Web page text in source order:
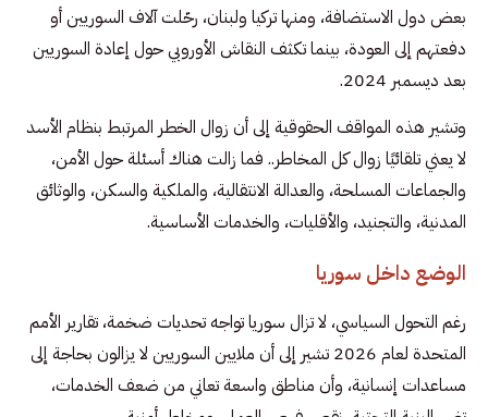
بعض دول الاستضافة، ومنها تركيا ولبنان، رحّلت آلاف السوريين أو
دفعتهم إلى العودة، بينما تكثف النقاش الأوروبي حول إعادة السوريين
بعد ديسمبر 2024.
وتشير هذه المواقف الحقوقية إلى أن زوال الخطر المرتبط بنظام الأسد
لا يعني تلقائيًا زوال كل المخاطر.. فما زالت هناك أسئلة حول الأمن،
والجماعات المسلحة، والعدالة الانتقالية، والملكية والسكن، والوثائق
المدنية، والتجنيد، والأقليات، والخدمات الأساسية.
الوضع داخل سوريا
رغم التحول السياسي، لا تزال سوريا تواجه تحديات ضخمة، تقارير الأمم
المتحدة لعام 2026 تشير إلى أن ملايين السوريين لا يزالون بحاجة إلى
مساعدات إنسانية، وأن مناطق واسعة تعاني من ضعف الخدمات،